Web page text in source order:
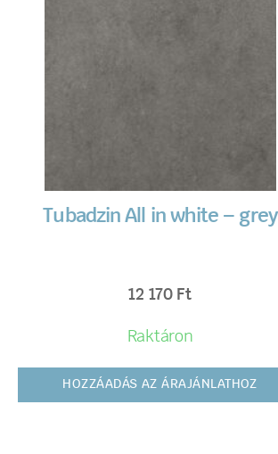
Tubadzin All in white – grey
12 170 Ft
Raktáron
HOZZÁADÁS AZ ÁRAJÁNLATHOZ